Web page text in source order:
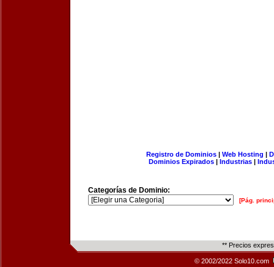
Registro de Dominios| Web Hosting |
Dominios Expirados | Industrias |
Categorías de Dominio:
[Pág.
** Precios
© 2002/2022 Solo10.com